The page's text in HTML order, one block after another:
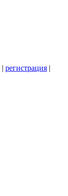
| регистрация |